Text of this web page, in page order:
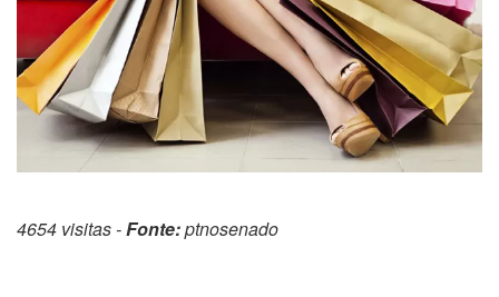
4654 visitas -Fonte:ptnosenado